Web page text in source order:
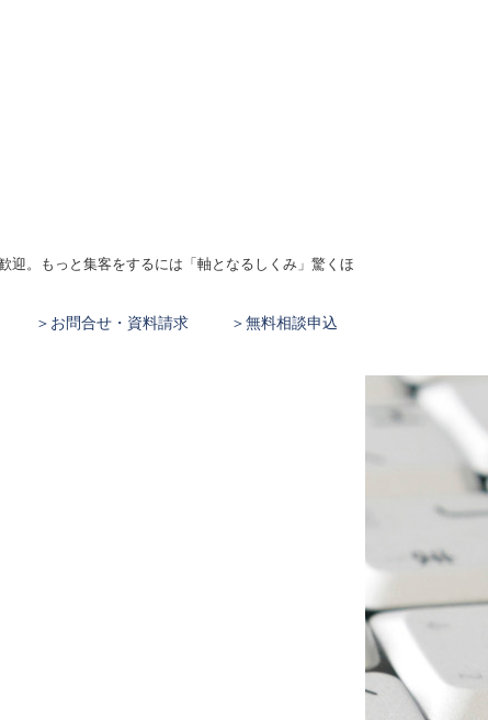
。もっと集客をするには「軸となるしくみ」驚くほ
お問合せ・資料請求 無料相談申込